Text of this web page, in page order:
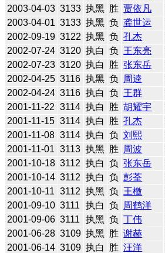
2003-04-03 3133 执黑 胜 贾依凡
2003-04-01 3133 执黑 负 龚世运
2002-09-19 3122 执黑 负 孔杰
2002-07-24 3120 执白 负 王东亮
2002-07-23 3120 执白 胜 张东岳
2002-04-25 3116 执黑 负 周逵
2002-04-24 3116 执白 负 王群
2001-11-22 3114 执白 胜 胡耀宇
2001-11-15 3114 执白 胜 孔杰
2001-11-08 3114 执白 负 刘熙
2001-11-01 3113 执黑 胜 周波
2001-10-18 3112 执白 负 张东岳
2001-10-14 3112 执白 负 彭荃
2001-10-11 3112 执黑 负 王檄
2001-09-10 3111 执白 负 周鹤洋
2001-09-06 3111 执黑 负 丁伟
2001-06-28 3109 执黑 胜 谢赫
2001-06-14 3109 执白 胜 汪洋